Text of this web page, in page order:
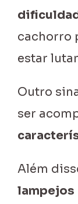
cachorro
estar
Outro
ser
Além
lampejos